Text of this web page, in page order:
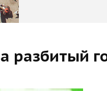
разбитый